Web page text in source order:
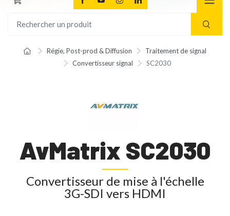
Régie, Post-prod & Diffusion
Traitement de signal
Convertisseur signal
SC2030
AvMatrix SC2030
Convertisseur de mise à l'échelle
3G-SDI vers HDMI